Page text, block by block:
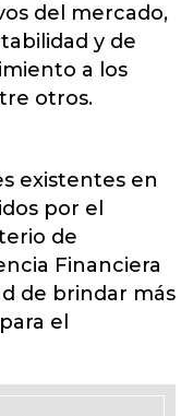
del mercado,
y de
a los
otros.
existentes en
por el
de
Financiera
de brindar más
el